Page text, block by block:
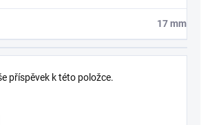
17 mm
příspěvek k této položce.